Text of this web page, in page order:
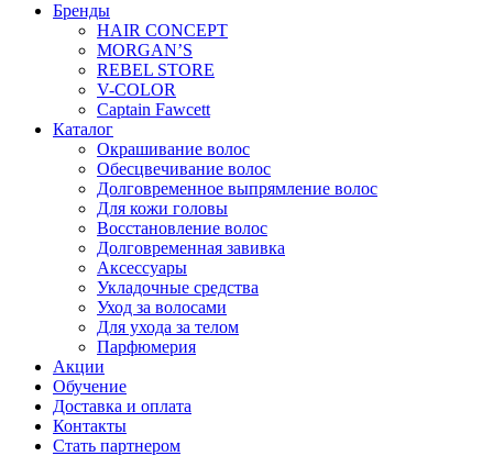
Бренды
HAIR CONCEPT
MORGAN’S
REBEL STORE
V-COLOR
Captain Fawcett
Каталог
Окрашивание волос
Обесцвечивание волос
Долговременное выпрямление волос
Для кожи головы
Восстановление волос
Долговременная завивка
Аксессуары
Укладочные средства
Уход за волосами
Для ухода за телом
Парфюмерия
Акции
Обучение
Доставка и оплата
Контакты
Стать партнером